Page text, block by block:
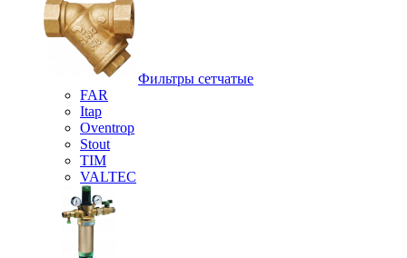
Фильтры сетчатые
FAR
Itap
Oventrop
Stout
TIM
VALTEC